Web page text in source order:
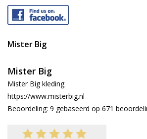
Mister Big
Mister Big
Mister Big kleding
https://www.misterbig.nl
Beoordeling: 9 gebaseerd op 671